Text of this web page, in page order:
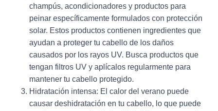
champús, acondicionadores y productos para
peinar específicamente formulados con protección
solar. Estos productos contienen ingredientes que
ayudan a proteger tu cabello de los daños
causados por los rayos UV. Busca productos que
tengan filtros UV y aplícalos regularmente para
mantener tu cabello protegido.
Hidratación intensa: El calor del verano puede
causar deshidratación en tu cabello, lo que puede